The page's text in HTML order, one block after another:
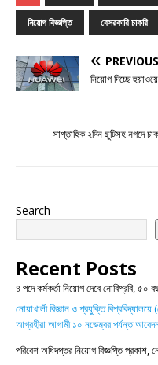
নিয়োগ বিজ্ঞপ্তি বেসরকারি চাকরি
PREVIOUS
নিয়োগ দিচ্ছে
সাপ্তাহিক ২দিন ছুটিসহ নগদে
Search
Recent Posts
৪ পদে কর্মকর্তা নিয়োগ দেবে নোবিপ্রবি, ৫০
নোয়াখালী বিজ্ঞান ও প্রযুক্তি
আগ্রহীরা আগামী ১০ নভেম্বর পর্যন্ত
পরিবেশ অধিদপ্তর নিয়োগ বিজ্ঞপ্তি প্রকাশ,